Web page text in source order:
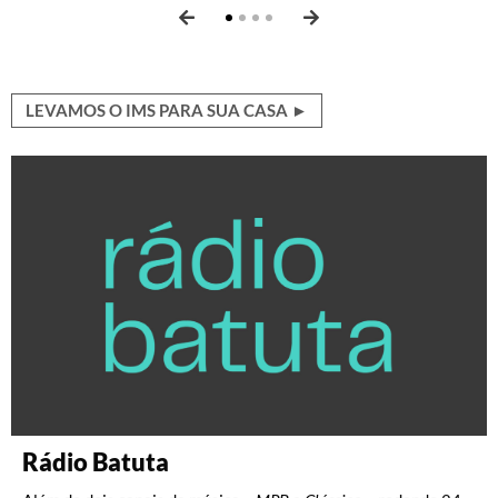
LEVAMOS O IMS PARA SUA CASA ►
Rádio Batuta
Discografia Brasileira
Crônica Brasileira
Revista serrote
Revista ZUM